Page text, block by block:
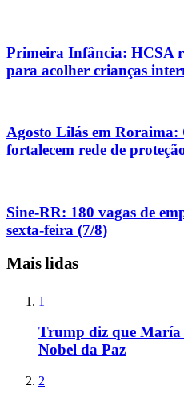
Primeira Infância: HCSA
para acolher crianças
Agosto Lilás em Roraima:
fortalecem rede de
Sine-RR: 180 vagas de
sexta-feira (7/8)
Mais lidas
1
Trump diz que
Nobel da Paz
2